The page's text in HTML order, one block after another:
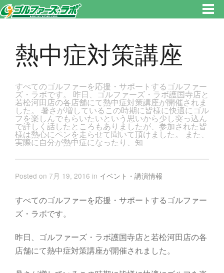
フレッスン！
熱中症対策講座
すべてのゴルファーを応援・サポートするゴルファー
ズ・ラボです。 昨日、ゴルファーズ・ラボ護国寺店と
若松河田店の各店舗にて熱中症対策講座が開催されま
した。 暑さが増しているこの時期に皆様に快適にゴル
フを楽しんでもらいたいという思いから少し突っ込ん
で詳しく話したところもありましたが、参加された皆
様は熱心にペンを走らせて聞いて頂けました。 また、
実際に自分が熱中症になったり、知
Posted on 7月 19, 2016 in イベント・講演情報
すべてのゴルファーを応援・サポートするゴルファー
ズ・ラボです。
昨日、ゴルファーズ・ラボ護国寺店と若松河田店の各
店舗にて熱中症対策講座が開催されました。